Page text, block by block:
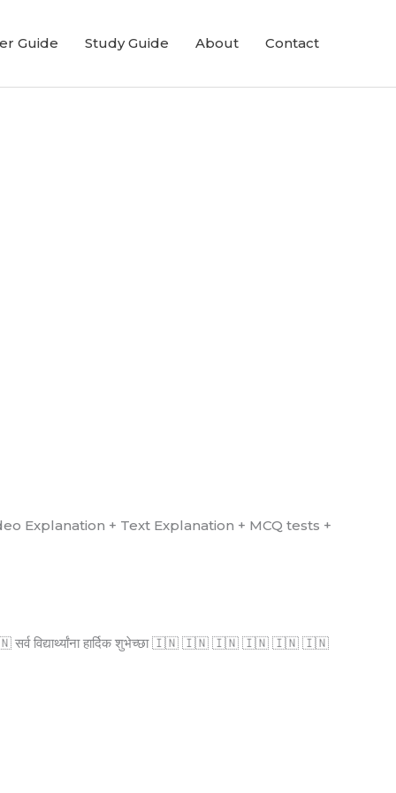
Guide Study Guide About Contact
(Video Explanation + Text Explanation + MCQ tests +
हार्दिक शुभेच्छा 🇮🇳 🇮🇳 🇮🇳 🇮🇳 🇮🇳 🇮🇳